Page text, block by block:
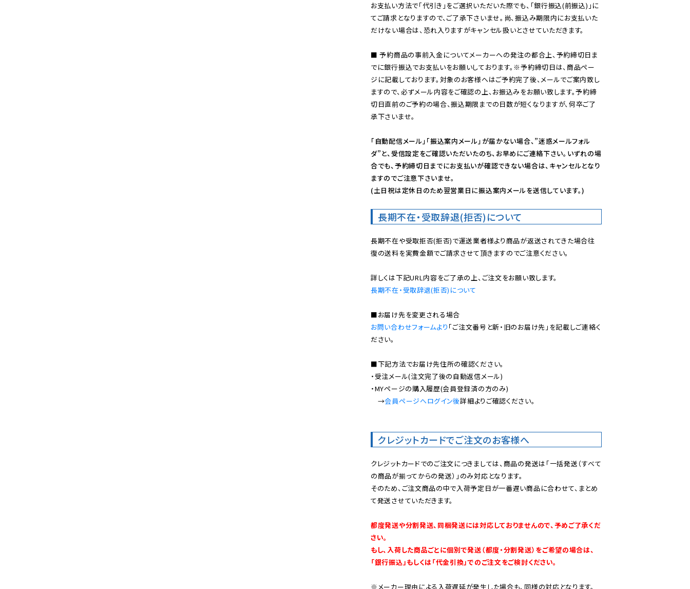
お支払い方法で「代引き」をご選択いただいた際でも、「銀行振込(前振込)」に
てご請求となりますので、ご了承下さいませ。尚、振込み期限内にお支払いた
だけない場合は、恐れ入りますがキャンセル扱いとさせていただきます。
■ 予約商品の事前入金についてメーカーへの発注の都合上、予約締切日ま
でに銀行振込でお支払いをお願いしております。※予約締切日は、商品ペー
ジに記載しております。対象のお客様へはご予約完了後、メールでご案内致し
ますので、必ずメール内容をご確認の上、お振込みをお願い致します。予約締
切日直前のご予約の場合、振込期限までの日数が短くなりますが、何卒ご了
承下さいませ。
「自動配信メール」「振込案内メール」が届かない場合、”迷惑メールフォル
ダ”と、受信設定をご確認いただいたのち、お早めにご連絡下さい。いずれの場
合でも、予約締切日までにお支払いが確認できない場合は、キャンセルとなり
ますのでご注意下さいませ。
(土日祝は定休日のため翌営業日に振込案内メールを送信しています。)
長期不在・受取辞退(拒否)について
長期不在や受取拒否(拒否)で運送業者様より商品が返送されてきた場合往
復の送料を実費金額でご請求させて頂きますのでご注意ください。
長期不在・受取辞退(拒否)について
お問い合わせフォームより 「ご注文番号と新・旧のお届け先」を記載しご連絡く
ださい。
■下記方法でお届け先住所の確認ください。
・受注メール(注文完了後の自動返信メール)
・MYページの購入履歴(会員登録済の方のみ)
→会員ページへログイン後詳細よりご確認ください。
クレジットカードでご注文のお客様へ
クレジットカードでのご注文につきましては、商品の発送は「一括発送（すべて
の商品が揃ってからの発送）」のみ対応となります。
そのため、ご注文商品の中で入荷予定日が一番遅い商品に合わせて、まとめ
て発送させていただきます。
都度発送や分割発送、同梱発送には対応しておりませんので、予めご了承くだ
さい。
もし、入荷した商品ごとに個別で発送（都度・分割発送）をご希望の場合は、
「銀行振込」もしくは「代金引換」でのご注文をご検討ください。
※メーカー理由による入荷遅延が発生した場合も、同様の対応となります。